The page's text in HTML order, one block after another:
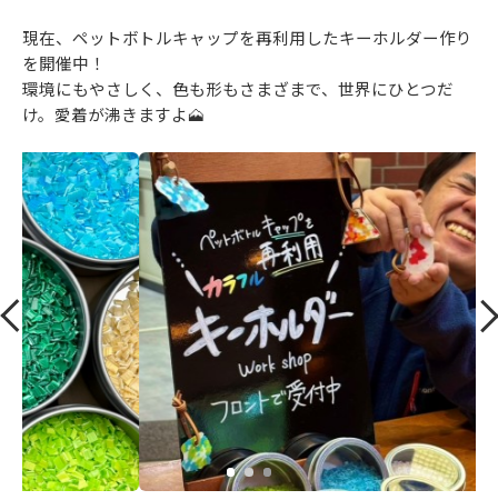
現在、ペットボトルキャップを再利用したキーホルダー作り
を開催中！
環境にもやさしく、色も形もさまざまで、世界にひとつだ
け。愛着が沸きますよ🗻